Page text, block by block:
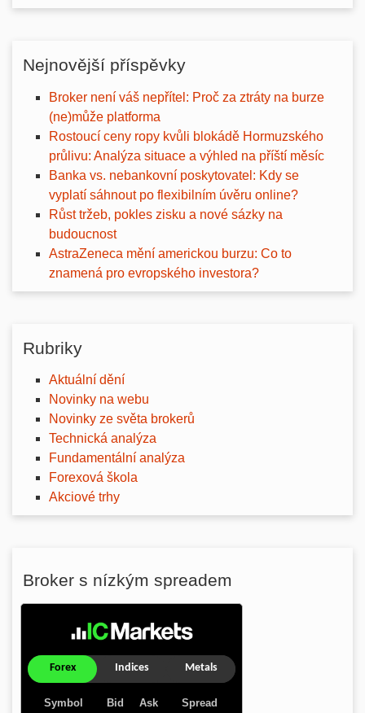
Nejnovější příspěvky
Broker není váš nepřítel: Proč za ztráty na burze
(ne)může platforma
Rostoucí ceny ropy kvůli blokádě Hormuzského
průlivu: Analýza situace a výhled na příští měsíc
Banka vs. nebankovní poskytovatel: Kdy se
vyplatí sáhnout po flexibilním úvěru online?
Růst tržeb, pokles zisku a nové sázky na
budoucnost
AstraZeneca mění americkou burzu: Co to
znamená pro evropského investora?
Rubriky
Aktuální dění
Novinky na webu
Novinky ze světa brokerů
Technická analýza
Fundamentální analýza
Forexová škola
Akciové trhy
Broker s nízkým spreadem